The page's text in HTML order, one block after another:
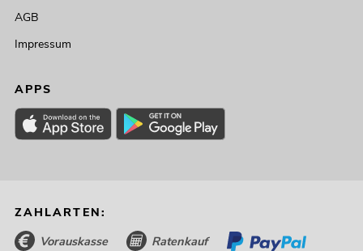
AGB
Impressum
APPS
ZAHLARTEN:
Vorauskasse Ratenkauf